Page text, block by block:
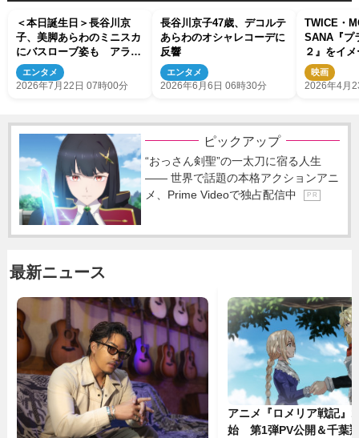
＜本日誕生日＞長谷川京
子、美脚あらわのミニスカ
にバスローブ姿も アラフ
ィフと思えない美スタイ
ル！
エンタメ
2026年7月22日 07時00分
長谷川京子47歳、デコルテ
あらわのオシャレコーデに
反響
エンタメ
2026年6月6日 06時30分
TWICE・
SANA『プ
２』をイ
なドレス
アンバサ
映画
2026年4月
ピックアップ
“おっさん剣聖”の一太刀に宿る人生
―― 世界で話題の本格アクションアニ
メ、Prime Videoで独占配信中
P R
最新ニュース
アニメ『ロメリア戦記』
始 第1弾PV公開＆千葉